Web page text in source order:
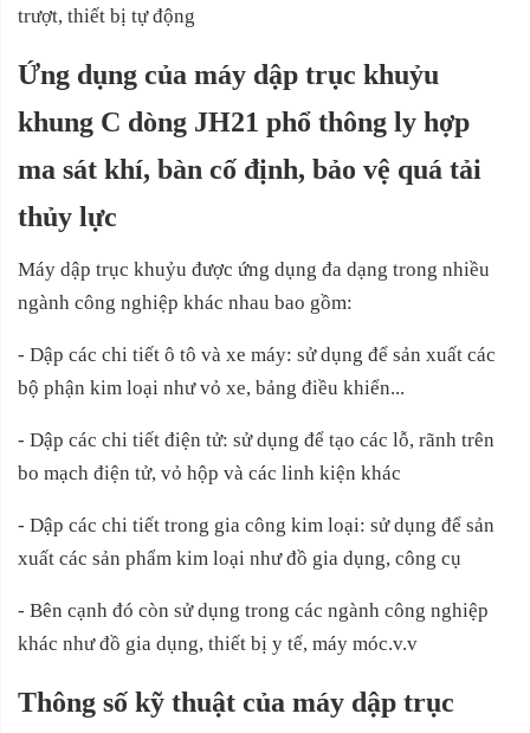
trượt, thiết bị tự động
Ứng dụng của máy dập trục khuỷu
khung C dòng JH21 phổ thông ly hợp
ma sát khí, bàn cố định, bảo vệ quá tải
thủy lực
Máy dập trục khuỷu được ứng dụng đa dạng trong nhiều
ngành công nghiệp khác nhau bao gồm:
- Dập các chi tiết ô tô và xe máy: sử dụng để sản xuất các
bộ phận kim loại như vỏ xe, bảng điều khiển...
- Dập các chi tiết điện tử: sử dụng để tạo các lỗ, rãnh trên
bo mạch điện tử, vỏ hộp và các linh kiện khác
- Dập các chi tiết trong gia công kim loại: sử dụng để sản
xuất các sản phẩm kim loại như đồ gia dụng, công cụ
- Bên cạnh đó còn sử dụng trong các ngành công nghiệp
khác như đồ gia dụng, thiết bị y tế, máy móc.v.v
Thông số kỹ thuật của máy dập trục